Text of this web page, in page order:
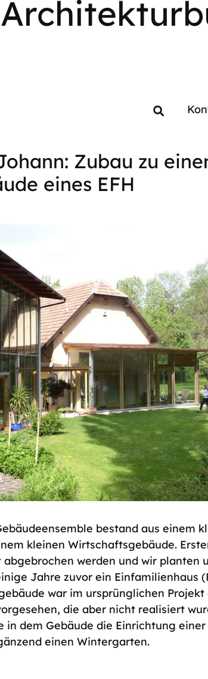
Zubau zu
eines EFH
bestand aus einem
kleinen Wirtschaftsgebäude.
werden und wir planten
Jahre zuvor ein Einfamilienhaus
war im ursprünglichen Projekt
die aber nicht realisiert
in dem Gebäude die Einrichtung einer
einen Wintergarten.